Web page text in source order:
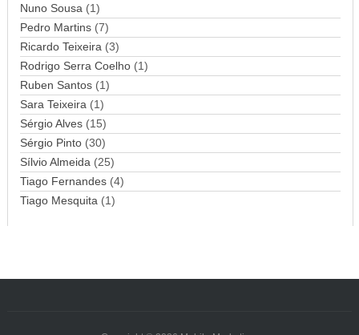
Nuno Sousa (1)
Pedro Martins(7)
Ricardo Teixeira (3)
Rodrigo Serra Coelho(1)
Ruben Santos(1)
Sara Teixeira (1)
Sérgio Alves(15)
Sérgio Pinto(30)
Sílvio Almeida (25)
Tiago Fernandes(4)
Tiago Mesquita (1)